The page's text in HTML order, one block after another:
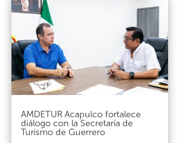
AMDETUR Acapulco fortalece
diálogo con la Secretaría de
Turismo de Guerrero